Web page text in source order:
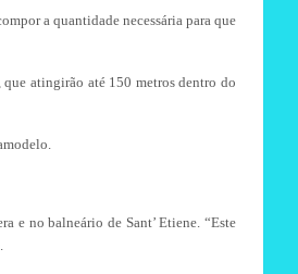
a quantidade necessária para que
que atingirão até 150 metros dentro do
e no balneário de Sant’ Etiene. “Este